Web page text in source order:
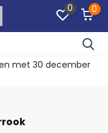
0 0
met 30 december